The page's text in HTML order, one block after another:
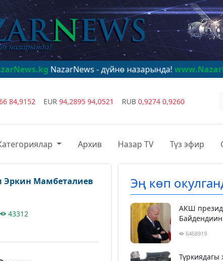
- дүйнө назарында!www.NazarNews.kg
84,9152 EUR 94,2895 94,0521 RUB 0,9274 0,9260
Архив Назар TV Түз эфир
Эркин Мамбеталиев
43312
Эң көп
АКШ
6468919
Түркиядагы